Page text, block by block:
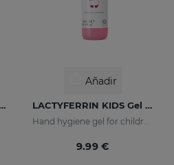
Limpiador De Manos 500ml
Añadir
LACTYFERRIN KIDS Gel Limpiador De Manos 190ml
9.99 €